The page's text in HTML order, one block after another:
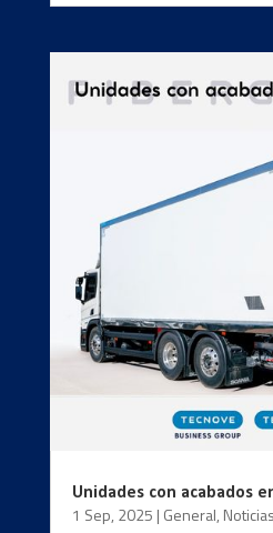
Unidades con acabados
1 Sep, 2025 | General, Noticias